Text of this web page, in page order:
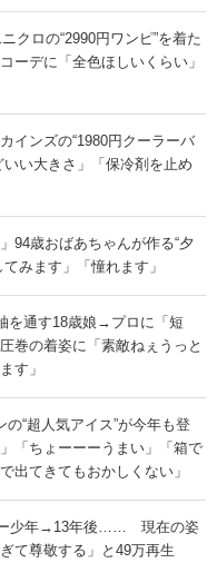
クロの“2990円ワンピ”を着た
デに「全色ほしいくらい」
インズの“1980円クーラーバ
い大きさ」「保冷剤を止め
94歳おばあちゃんが作る“夕
みます」「憧れます」
を通す18歳娘→プロに「短
の着姿に「素敵ねぇうっと
す」
の“超人気アイス”が今年も登
「ちょーーーうまい」「箱で
出てきてもおかしくない」
ー少年→13年後…… 現在の姿
て尊敬する」と49万再生